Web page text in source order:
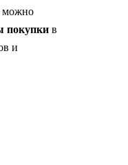
можно
покупкив
и